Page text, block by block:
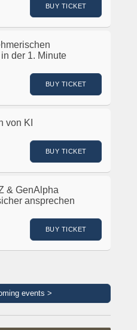
BUY TICKET
der 1. Minute
BUY TICKET
von KI
BUY TICKET
& GenAlpha
ansprechen
BUY TICKET
events >